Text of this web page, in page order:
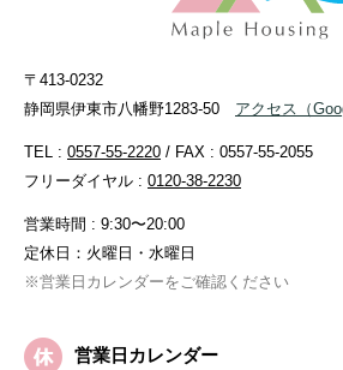
〒413-0232
静岡県伊東市八幡野1283-50
アクセス （
TEL : 0557-55-2220 / FAX : 0557-55-2055
フリーダイヤル : 0120-38-2230
営業時間 : 9:30〜20:00
定休日：火曜日・水曜日
※営業日カレンダーをご確認ください
営業日カレンダー